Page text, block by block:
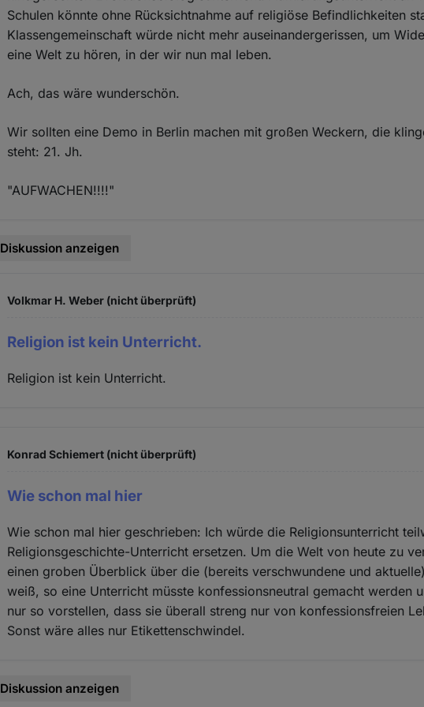
Schulen könnte ohne Rücksichtnahme auf religiöse Befindlichkeiten
Klassengemeinschaft würde nicht mehr auseinandergerissen, um
eine Welt zu hören, in der wir nun mal leben.
Ach, das wäre wunderschön.
Wir sollten eine Demo in Berlin machen mit großen Weckern, die
steht: 21. Jh.
"AUFWACHEN!!!!"
Diskussion anzeigen
Volkmar H. Weber (nicht überprüft)
Religion ist kein Unterricht.
Religion ist kein Unterricht.
Konrad Schiemert (nicht überprüft)
Wie schon mal hier
Wie schon mal hier geschrieben: Ich würde die Religionsunterricht
Religionsgeschichte-Unterricht ersetzen. Um die Welt von heute zu
einen groben Überblick über die (bereits verschwundene und
weiß, so eine Unterricht müsste konfessionsneutral gemacht werden
nur so vorstellen, dass sie überall streng nur von konfessionsfreien
Sonst wäre alles nur Etikettenschwindel.
Diskussion anzeigen